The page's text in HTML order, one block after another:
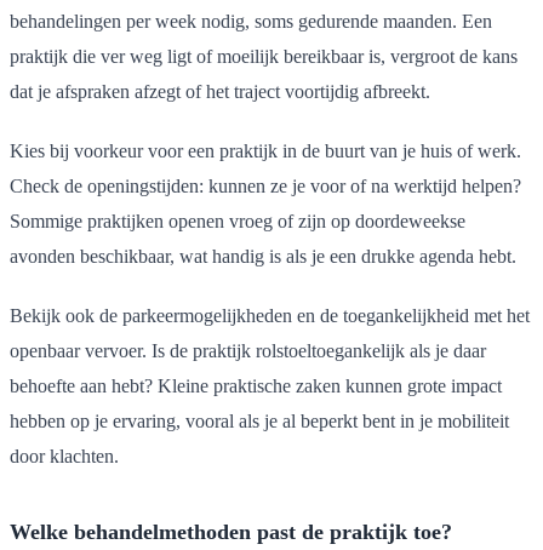
behandelingen per week nodig, soms gedurende maanden. Een
praktijk die ver weg ligt of moeilijk bereikbaar is, vergroot de kans
dat je afspraken afzegt of het traject voortijdig afbreekt.
Kies bij voorkeur voor een praktijk in de buurt van je huis of werk.
Check de openingstijden: kunnen ze je voor of na werktijd helpen?
Sommige praktijken openen vroeg of zijn op doordeweekse
avonden beschikbaar, wat handig is als je een drukke agenda hebt.
Bekijk ook de parkeermogelijkheden en de toegankelijkheid met het
openbaar vervoer. Is de praktijk rolstoeltoegankelijk als je daar
behoefte aan hebt? Kleine praktische zaken kunnen grote impact
hebben op je ervaring, vooral als je al beperkt bent in je mobiliteit
door klachten.
Welke behandelmethoden past de praktijk toe?